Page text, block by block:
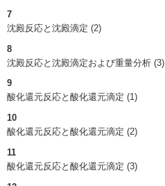
7
沈殿反応と沈殿滴定 (2)
8
沈殿反応と沈殿滴定および重量分析 (3)
9
酸化還元反応と酸化還元滴定 (1)
10
酸化還元反応と酸化還元滴定 (2)
11
酸化還元反応と酸化還元滴定 (3)